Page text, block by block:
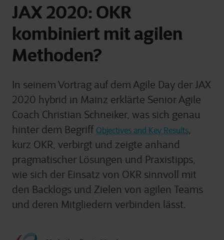
JAX 2020: OKR
kombiniert mit agilen
Methoden?
In seinem Vortrag auf dem Agile Day der JAX
2020 hybrid in Mainz erklärte Senior Agile
Coach Christian Schneiker, was sich genau
hinter dem Begriff Objectives and Key Results,
kurz OKR, verbirgt und zeigte anhand
pragmatischer Lösungen und Praxistipps,
wie sich der Einsatz von OKR sinnvoll mit
den Backlogs und Zielen von agilen Teams
und deren Mitgliedern verbinden lässt.